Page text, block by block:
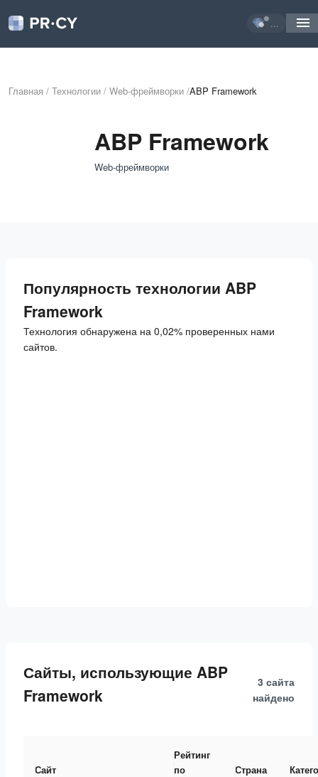
...
Главная / Технологии / Web-фреймворки /ABP Framework
ABP Framework
Web-фреймворки
Популярность технологии ABP
Framework
Технология обнаружена на 0,02% проверенных нами
сайтов.
Сайты, использующие ABP
Framework
3 сайта
найдено
Сайт
Рейтинг
по
Страна